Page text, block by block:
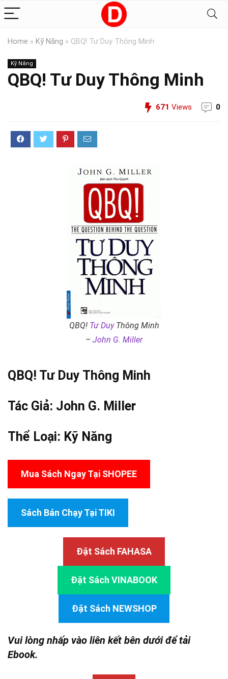
Home » Kỹ Năng » QBQ! Tư Duy Thông Minh
Kỹ Năng
QBQ! Tư Duy Thông Minh
671 Views 0
QBQ! Tư DuyThông Minh
– John G. Miller
QBQ! Tư Duy Thông Minh
Tác Giả: John G. Miller
Thể Loại: Kỹ Năng
Mua Sách Ngay Tại SHOPEE
Sách Bán Chạy Tại TIKI
Đặt Sách FAHASA
Đặt Sách VINABOOK
Đặt Sách NEWSHOP
Vui lòng nhấp vào liên kết bên dưới để tải
Ebook.